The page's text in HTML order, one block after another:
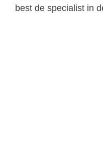
best de specialist in